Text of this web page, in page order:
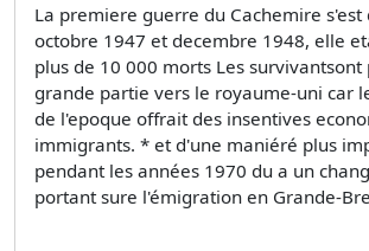
La premiere guerre du Cachemire
octobre 1947 et decembre 1948, elle
plus de 10 000 morts Les
grande partie vers le royaume-uni car
de l'epoque offrait des insentives
immigrants. * et d'une maniéré plus
pendant les années 1970 du a un
portant sure l'émigration en Grande-